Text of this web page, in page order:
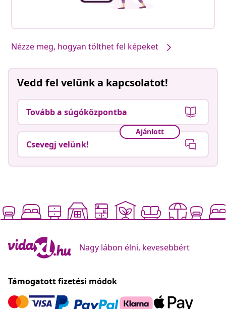
Nézze meg, hogyan tölthet fel képeket
Vedd fel velünk a kapcsolatot!
Tovább a súgóközpontba
Ajánlott
Csevegj velünk!
Nagy lábon élni, kevesebbért
Támogatott fizetési módok